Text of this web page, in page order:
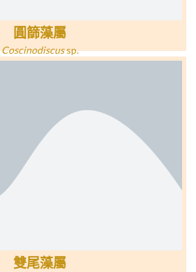
圓篩藻屬
Coscinodiscussp.
雙尾藻屬